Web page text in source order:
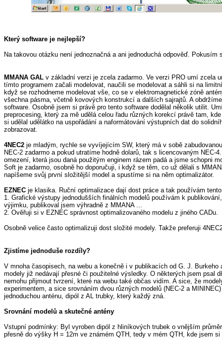
Který software je nejlepší?
Na takovou otázku není jednoznačná a ani jednoduchá odpověď.
MMANA GAL v základní verzi je zcela zadarmo. Ve verzi PRO umí zcela
tímto programem začali modelovat, naučili se modelovat a sáhli si na
když se rozhodneme modelovat vše, co se v elektromagnetické zóně
všechna pásma, včetně kovových konstrukcí a dalších sajrajtů. A
software. Osobně jsem si právě pro tento software dodělal několik utilit.
preprocesing, který za mě udělá celou řadu různých korekcí právě tam,
si udělal udělátko na uspořádání a naformátování výstupních dat do
zobrazovat.
4NEC2 je mladým, rychle se vyvíjejícím SW, který má v sobě
NEC-2 zadarmo a pokud utratíme hodně dolarů, tak s licencovaným
omezení, která jsou daná použitým enginem rázem padá a jsme schopni
Soft je zadarmo, osobně ho doporučuji, i když se těm, co už dělali s
napíšeme svůj první složitější model a spustíme si na něm optimalizátor.
EZNEC je klasika. Ruční optimalizace dají dost práce a tak používám
1. Grafické výstupy jednodušších finálních modelů používám k
výjimku, publikoval jsem výhradně z MMANA ...
2. Ověřuji si v EZNEC správnost optimalizovaného modelu z jiného CADu.
Osobně velice často optimalizuji dost složité modely. Takže preferuji
Zjistíme jednoduše rozdíly?
V mnoha časopisech, na webu a konečně i v publikacích od G. J.
modely již nedávají přesné či použitelné výsledky. O některých jsem psal
nemohu přijmout tvrzení, které na webu také občas vidím. A sice, že
experimentem, a sice srovnáním dvou různých modelů (NEC-2 a
jednoduchou anténu, dipól z AL trubky, který každý zná.
Srovnání modelů a skutečné antény
Vstupní podmínky: Byl vyroben dipól z hliníkových trubek o vnějším
přesně do výšky H = 12m ve známém QTH, tedy v mém QTH, kde jsem